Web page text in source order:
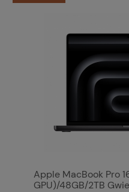
Apple MacBook Pro
GPU)/48GB/2TB